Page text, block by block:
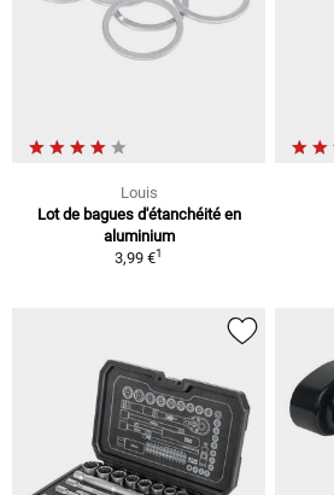
Louis
Lot de bagues d'étanchéité en
aluminium
3,99 €1